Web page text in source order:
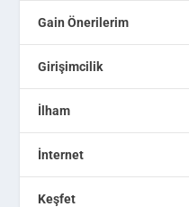
Gain Önerilerim
Girişimcilik
İlham
İnternet
Keşfet